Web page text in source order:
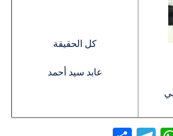
كل الحقيقة
عابد سيد أحمد